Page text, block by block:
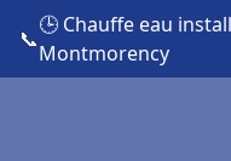
📞
🕒 Chauffe eau
Montmorency